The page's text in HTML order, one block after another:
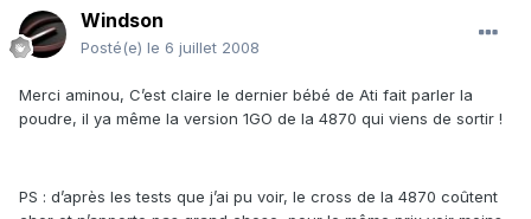
Windson
Posté(e) le 6 juillet 2008
Merci aminou, C’est claire le dernier bébé de Ati fait parler la
poudre, il ya même la version 1GO de la 4870 qui viens de sortir !
PS : d’après les tests que j’ai pu voir, le cross de la 4870 coûtent